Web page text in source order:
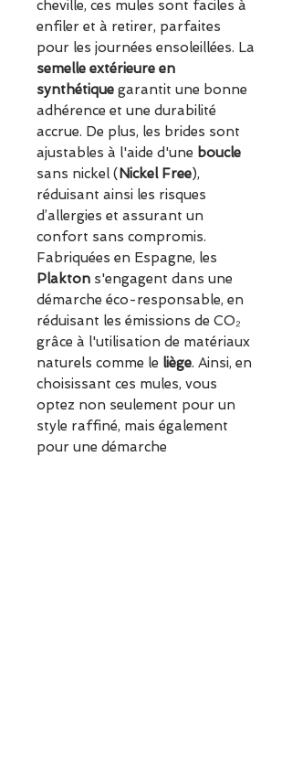
cheville, ces mules sont faciles à
enfiler et à retirer, parfaites
pour les journées ensoleillées. La
semelle extérieure en
synthétique garantit une bonne
adhérence et une durabilité
accrue. De plus, les brides sont
ajustables à l'aide d'une boucle
sans nickel ( Nickel Free),
réduisant ainsi les risques
d’allergies et assurant un
confort sans compromis.
Fabriquées en Espagne, les
Plakton s'engagent dans une
démarche éco-responsable, en
réduisant les émissions de CO₂
grâce à l'utilisation de matériaux
naturels comme le liège. Ainsi, en
choisissant ces mules, vous
optez non seulement pour un
style raffiné, mais également
pour une démarche